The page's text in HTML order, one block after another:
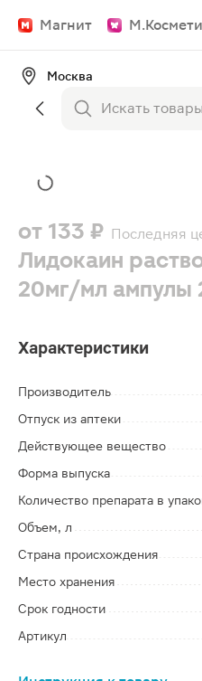
Магнит
Москва
от 133 ₽ Последняя
Лидокаин
20мг/мл ампулы
Характеристики
Производитель
Отпуск из аптеки
Действующее вещество
Форма выпуска
Количество препарата в
Объем, л
Страна происхождения
Место хранения
Срок годности
Артикул